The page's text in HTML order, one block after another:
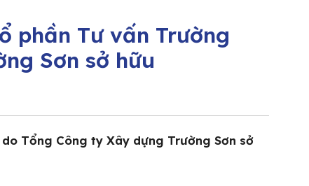
phần Tư vấn Trường
Sơn sở hữu
Tổng Công ty Xây dựng Trường Sơn sở